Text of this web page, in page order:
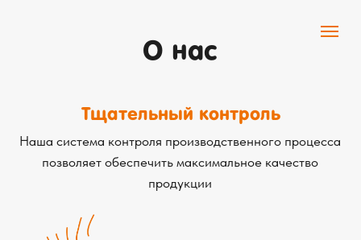
позволяет обеспечить максимальное качество
О нас